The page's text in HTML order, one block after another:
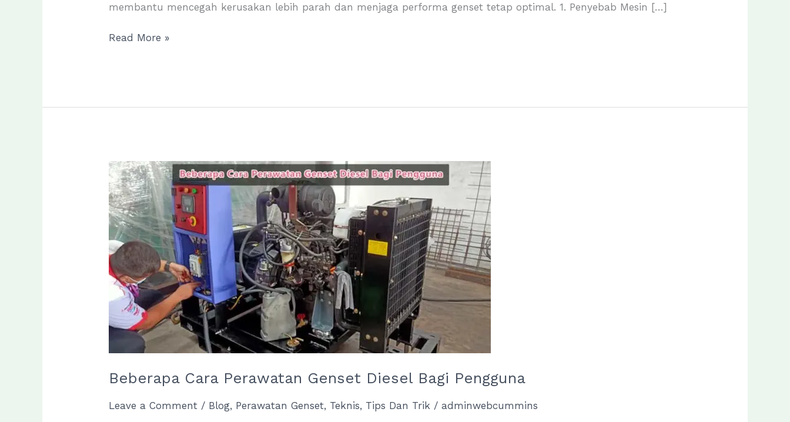
membantu mencegah kerusakan lebih parah dan menjaga performa genset tetap optimal. 1. Penyebab Mesin […]
Penyebab
Panduan
Lengkap
Perawatan
Read More »
Beberapa Cara Perawatan Genset Diesel Bagi Pengguna
Leave a Comment / Blog, Perawatan Genset, Teknis, Tips Dan Trik /adminwebcummins